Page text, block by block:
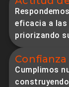
eficacia a las
priorizando
Cumplimos